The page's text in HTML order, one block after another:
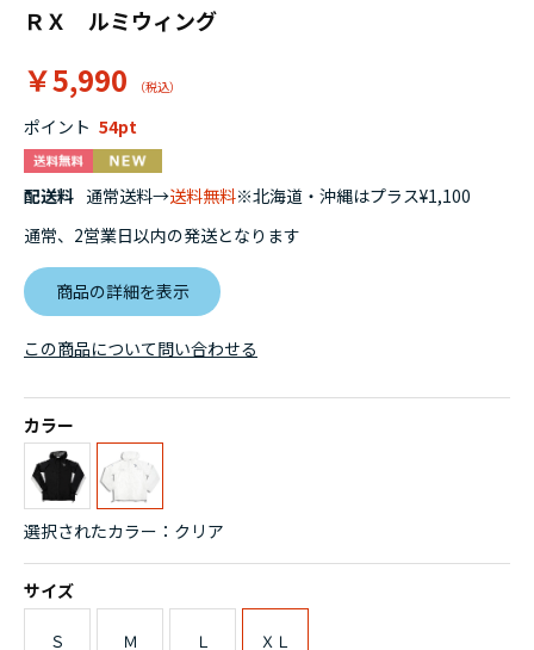
ＲＸ ルミウィング
￥5,990
ポイント 54
配送料 通常送料→送料無料※北海道・沖縄はプラス¥1,100
通常、2営業日以内の発送となります
商品の詳細を表示
カラー
選択されたカラー：クリア
サイズ
Ｓ Ｍ Ｌ ＸＬ
この商品について問い合わせる